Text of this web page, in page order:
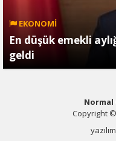
EKONOMİ
En düşük emekli
geldi
Normal
Copyright